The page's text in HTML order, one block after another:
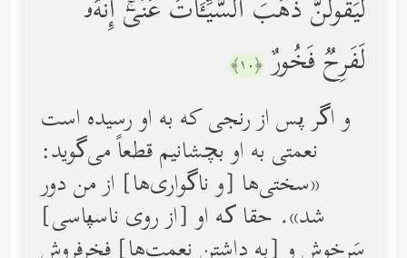
لَیَقُولَنَّ ذَهَبَ ٱلسَّیِّـَٔاتُ عَنِّیۤۚ إِنَّهُۥ
لَفَرِحࣱ فَخُورٌ ﴿١٠﴾
و اگر پس از رنجی كه به او رسیده است
نعمتى به او بچشانیم قطعاً می‌گوید:
«سختی‌ها [و ناگواری‌ها] از من دور
شد». حقا که او [از روی ناسپاسی]